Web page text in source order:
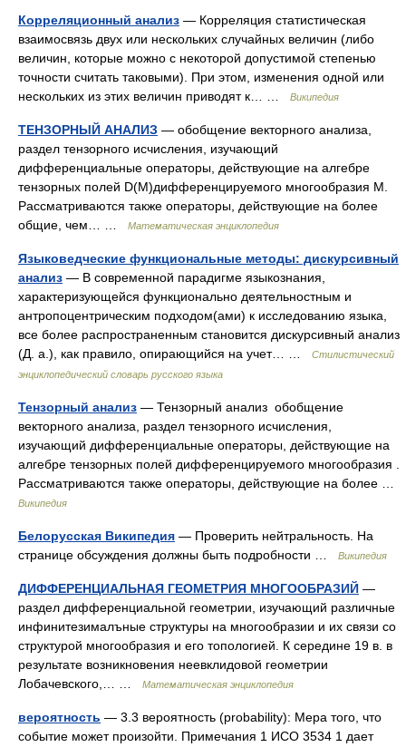
Корреляционный анализ — Корреляция статистическая
взаимосвязь двух или нескольких случайных величин (либо
величин, которые можно с некоторой допустимой степенью
точности считать таковыми). При этом, изменения одной или
нескольких из этих величин приводят к… …
Википедия
ТЕНЗОРНЫЙ АНАЛИЗ — обобщение векторного анализа,
раздел тензорного исчисления, изучающий
дифференциальные операторы, действующие на алгебре
тензорных полей D(М)дифференцируемого многообразия М.
Рассматриваются также операторы, действующие на более
общие, чем… …
Математическая энциклопедия
Языковедческие функциональные методы: дискурсивный
анализ — В современной парадигме языкознания,
характеризующейся функционально деятельностным и
антропоцентрическим подходом(ами) к исследованию языка,
все более распространенным становится дискурсивный анализ
(Д. а.), как правило, опирающийся на учет… …
Стилистический
энциклопедический словарь русского языка
Тензорный анализ — Тензорный анализ обобщение
векторного анализа, раздел тензорного исчисления,
изучающий дифференциальные операторы, действующие на
алгебре тензорных полей дифференцируемого многообразия .
Рассматриваются также операторы, действующие на более …
Википедия
Белорусская Википедия — Проверить нейтральность. На
странице обсуждения должны быть подробности …
Википедия
ДИФФЕРЕНЦИАЛЬНАЯ ГЕОМЕТРИЯ МНОГООБРАЗИЙ —
раздел дифференциальной геометрии, изучающий различные
инфинитезималъные структуры на многообразии и их связи со
структурой многообразия и его топологией. К середине 19 в. в
результате возникновения неевклидовой геометрии
Лобачевского,… …
Математическая энциклопедия
вероятность — 3.3 вероятность (probability): Мера того, что
событие может произойти. Примечания 1 ИСО 3534 1 дает